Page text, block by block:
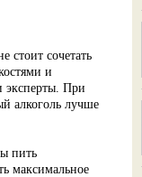
стоит сочетать
и
эксперты. При
алкоголь лучше
пить
максимальное